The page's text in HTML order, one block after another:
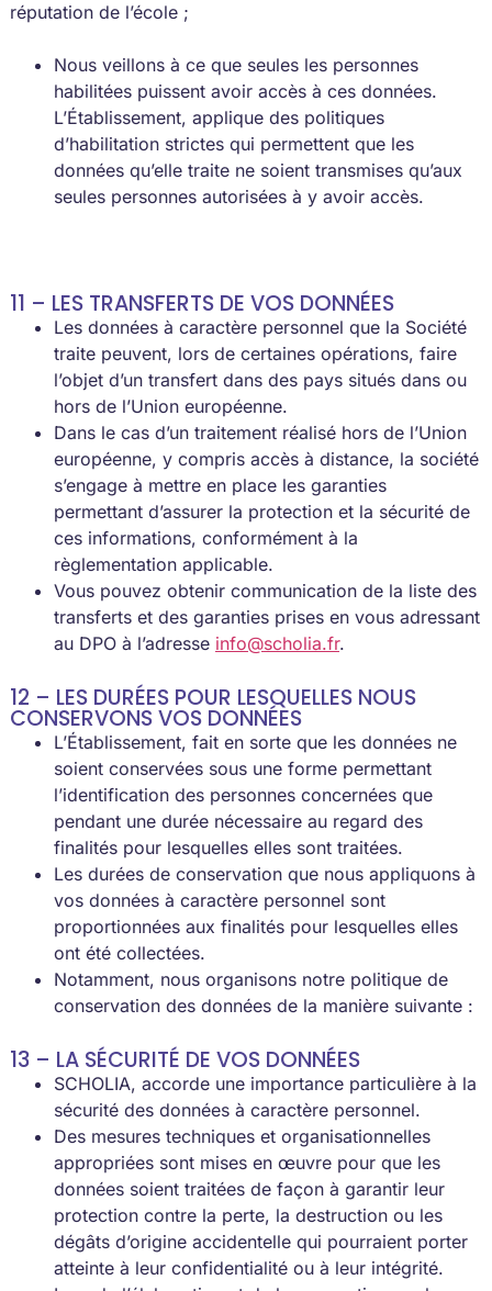
réputation de l’école ;
Nous veillons à ce que seules les personnes
habilitées puissent avoir accès à ces données.
L’Établissement, applique des politiques
d’habilitation strictes qui permettent que les
données qu’elle traite ne soient transmises qu’aux
seules personnes autorisées à y avoir accès.
11 – LES TRANSFERTS DE VOS DONNÉES
Les données à caractère personnel que la Société
traite peuvent, lors de certaines opérations, faire
l’objet d’un transfert dans des pays situés dans ou
hors de l’Union européenne.
Dans le cas d’un traitement réalisé hors de l’Union
européenne, y compris accès à distance, la société
s’engage à mettre en place les garanties
permettant d’assurer la protection et la sécurité de
ces informations, conformément à la
règlementation applicable.
Vous pouvez obtenir communication de la liste des
transferts et des garanties prises en vous adressant
au DPO à l’adresse info@scholia.fr.
12 – LES DURÉES POUR LESQUELLES NOUS
CONSERVONS VOS DONNÉES
L’Établissement, fait en sorte que les données ne
soient conservées sous une forme permettant
l’identification des personnes concernées que
pendant une durée nécessaire au regard des
finalités pour lesquelles elles sont traitées.
Les durées de conservation que nous appliquons à
vos données à caractère personnel sont
proportionnées aux finalités pour lesquelles elles
ont été collectées.
Notamment, nous organisons notre politique de
conservation des données de la manière suivante :
13 – LA SÉCURITÉ DE VOS DONNÉES
SCHOLIA, accorde une importance particulière à la
sécurité des données à caractère personnel.
Des mesures techniques et organisationnelles
appropriées sont mises en œuvre pour que les
données soient traitées de façon à garantir leur
protection contre la perte, la destruction ou les
dégâts d’origine accidentelle qui pourraient porter
atteinte à leur confidentialité ou à leur intégrité.